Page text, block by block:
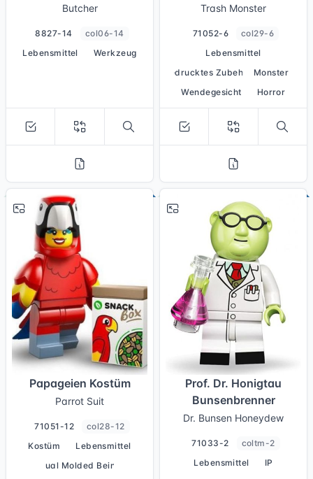
Butcher
8827-14
col06-14
Lebensmittel
Werkzeug
Trash Monster
71052-6
col29-6
Lebensmittel
bedrucktes Zubehör
Monster
Wendegesicht
Horror
Papageien Kostüm
Parrot Suit
71051-12
col28-12
Kostüm
Lebensmittel
Dual Molded Beine
Prof. Dr. Honigtau
Bunsenbrenner
Dr. Bunsen Honeydew
71033-2
coltm-2
Lebensmittel
IP